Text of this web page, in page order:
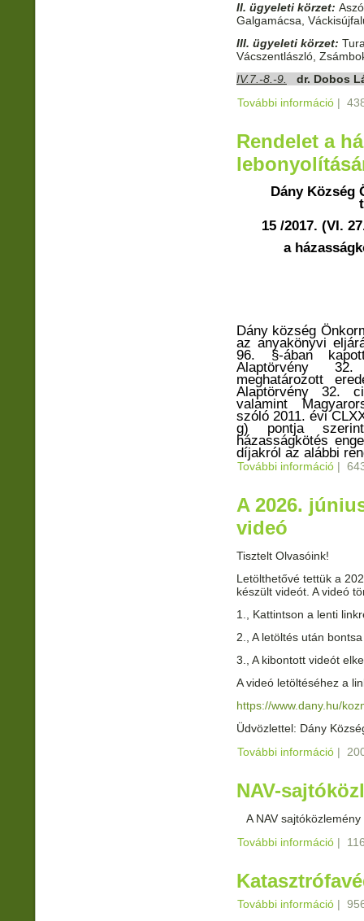
II. ügyeleti körzet:
Galgamácsa,
III. ügyeleti körzet:
Vácszentlászló,
IV.7.-8.-9.
dr. Dobos
További információ |
Rendelet a
Dány Község
15 /2017. (VI.
a
Dány község
az anyakönyvi
96. §-ában
Alaptörvény
meghatározott
Alaptörvény 32.
valamint
szóló 2011. évi
g) pontja
házasságkötés
díjakról az alábbi
További információ |
A 2026.
videó
Tisztelt Olvasóink!
Letölthetővé tettük a
készült videót. A videó
1., Kattintson a lenti
2., A letöltés után
3., A kibontott videót
A videó letöltéséhez a
https://www.dany.hu/
Üdvözlettel: Dány
További információ A
|
NAV-
A NAV
További információ |
További információ |